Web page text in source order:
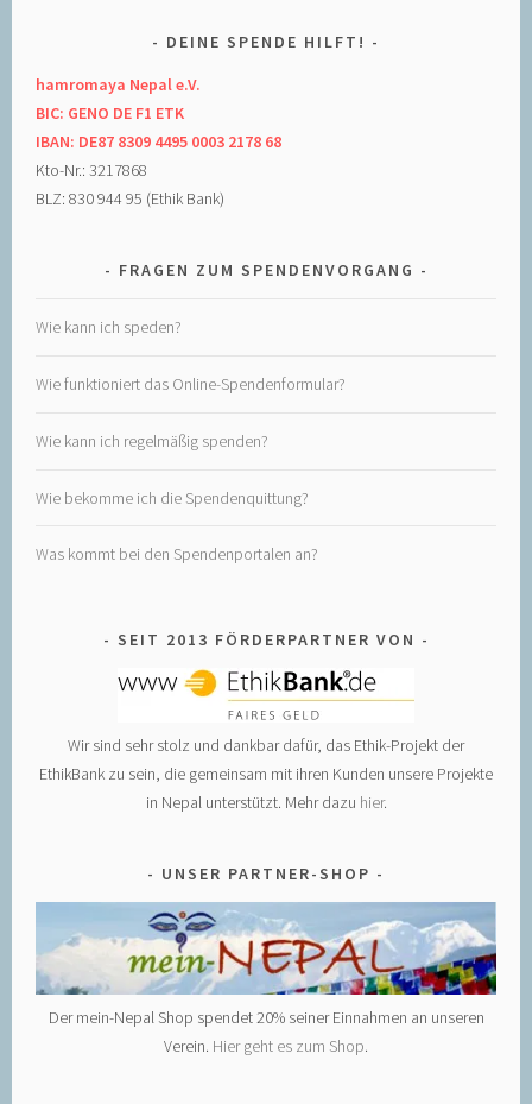
DEINE SPENDE HILFT!
hamromaya Nepal e.V.
BIC: GENO DE F1 ETK
IBAN: DE87 8309 4495 0003 2178 68
Kto-Nr.: 3217868
BLZ: 830 944 95 (Ethik Bank)
FRAGEN ZUM SPENDENVORGANG
Wie kann ich speden?
Wie funktioniert das Online-Spendenformular?
Wie kann ich regelmäßig spenden?
Wie bekomme ich die Spendenquittung?
Was kommt bei den Spendenportalen an?
SEIT 2013 FÖRDERPARTNER VON
Wir sind sehr stolz und dankbar dafür, das Ethik-Projekt der
EthikBank zu sein, die gemeinsam mit ihren Kunden unsere Projekte
in Nepal unterstützt. Mehr dazu hier.
UNSER PARTNER-SHOP
Der mein-Nepal Shop spendet 20% seiner Einnahmen an unseren
Verein. Hier geht es zum Shop.